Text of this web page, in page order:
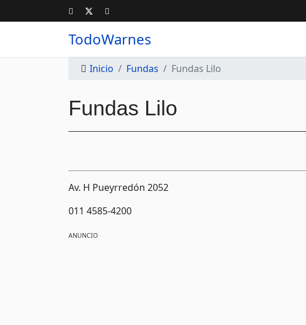
TodoWarnes
Inicio Fundas Fundas Lilo
Fundas Lilo
Av. H Pueyrredón 2052
011 4585-4200
ANUNCIO